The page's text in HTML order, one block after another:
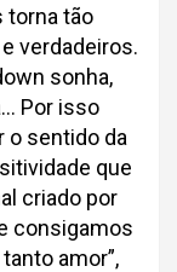
torna tão
verdadeiros.
sonha,
Por isso
o sentido da
que
criado por
consigamos
amor”,